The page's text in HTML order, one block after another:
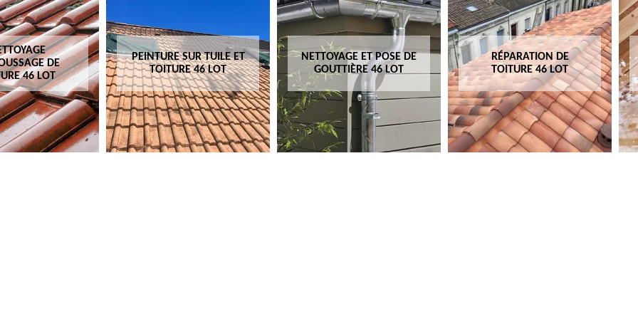
DE
46 LOT
PEINTURE SUR TUILE ET
TOITURE 46 LOT
NETTOYAGE ET POSE DE
GOUTTIÈRE 46 LOT
RÉPARATION DE
TOITURE 46 LOT